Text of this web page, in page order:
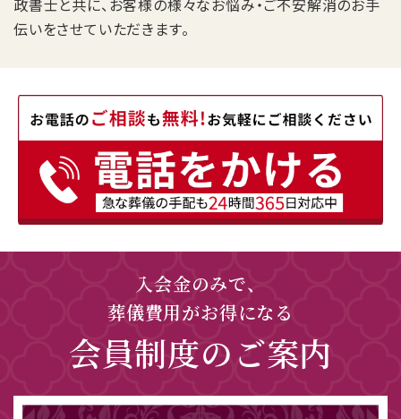
政書士と共に、お客様の様々なお悩み・ご不安解消のお手
伝いをさせていただきます。
入会金のみで、
葬儀費用がお得になる
会員制度のご案内